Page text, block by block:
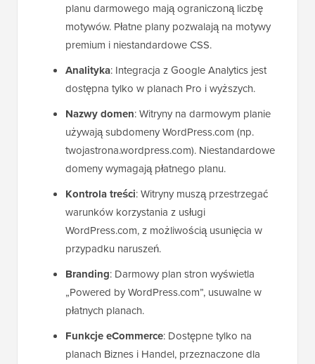
planu darmowego mają ograniczoną liczbę
motywów. Płatne plany pozwalają na motywy
premium i niestandardowe CSS.
Analityka: Integracja z Google Analytics jest
dostępna tylko w planach Pro i wyższych.
Nazwy domen: Witryny na darmowym planie
używają subdomeny WordPress.com (np.
twojastrona.wordpress.com). Niestandardowe
domeny wymagają płatnego planu.
Kontrola treści: Witryny muszą przestrzegać
warunków korzystania z usługi
WordPress.com, z możliwością usunięcia w
przypadku naruszeń.
Branding: Darmowy plan stron wyświetla
„Powered by WordPress.com”, usuwalne w
płatnych planach.
Funkcje eCommerce: Dostępne tylko na
planach Biznes i Handel, przeznaczone dla